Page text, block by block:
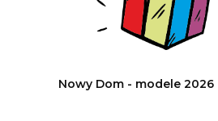
Nowy Dom - modele 2026